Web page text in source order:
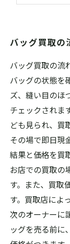
バッグ買取の
バッグ買取の流
バッグの状態を
ズ、縫い目のほ
チェックされま
ども見られ、買
その場で即日現
結果と価格を買
お店での買取の
す。また、買取
す。買取店によ
次のオーナーに
ッグを売る前に